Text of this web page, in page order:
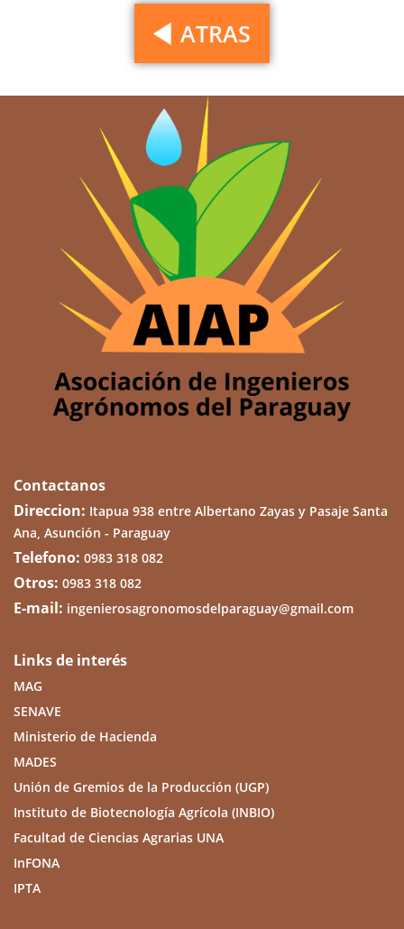
ATRAS
Contactanos
Direccion: Itapua 938 entre Albertano Zayas y Pasaje Santa
Ana, Asunción - Paraguay
Telefono: 0983 318 082
Otros: 0983 318 082
E-mail: ingenierosagronomosdelparaguay@gmail.com
Links de interés
MAG
SENAVE
Ministerio de Hacienda
MADES
Unión de Gremios de la Producción (UGP)
Instituto de Biotecnología Agrícola (INBIO)
Facultad de Ciencias Agrarias UNA
InFONA
IPTA